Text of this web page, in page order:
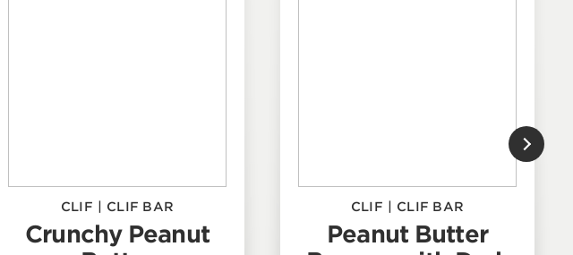
CLIF | CLIF BAR
Crunchy Peanut
CLIF | CLIF BAR
Peanut Butter